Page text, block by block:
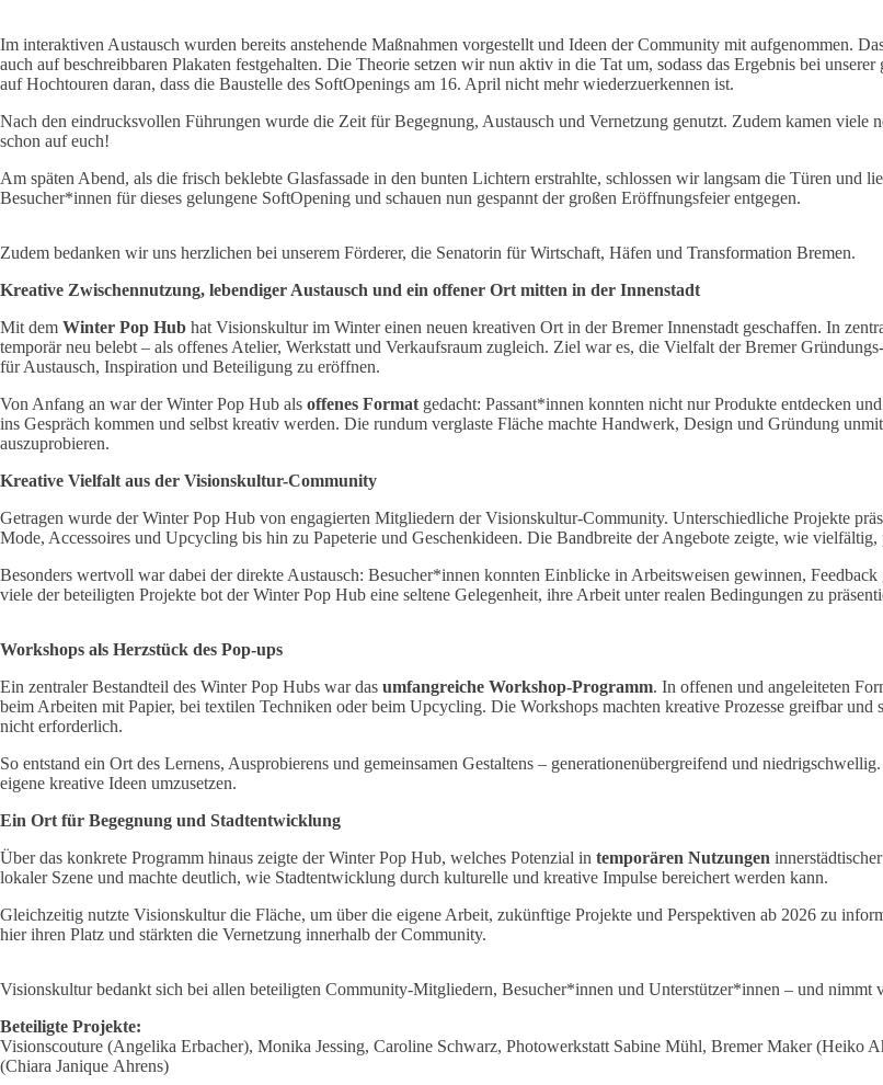
Im interaktiven Austausch wurden bereits anstehende Maßnahmen vorgestellt und Ideen der Community mit aufgenommen.
auch auf beschreibbaren Plakaten festgehalten. Die Theorie setzen wir nun aktiv in die Tat um, sodass das Ergebnis bei
auf Hochtouren daran, dass die Baustelle des SoftOpenings am 16. April nicht mehr wiederzuerkennen ist.
Nach den eindrucksvollen Führungen wurde die Zeit für Begegnung, Austausch und Vernetzung genutzt. Zudem kamen
schon auf euch!
Am späten Abend, als die frisch beklebte Glasfassade in den bunten Lichtern erstrahlte, schlossen wir langsam die Türen und
Besucher*innen für dieses gelungene SoftOpening und schauen nun gespannt der großen Eröffnungsfeier entgegen.
Zudem bedanken wir uns herzlichen bei unserem Förderer, die Senatorin für Wirtschaft, Häfen und Transformation Bremen.
Kreative Zwischennutzung, lebendiger Austausch und ein offener Ort mitten in der Innenstadt
Mit dem Winter Pop Hub hat Visionskultur im Winter einen neuen kreativen Ort in der Bremer Innenstadt geschaffen. In
temporär neu belebt – als offenes Atelier, Werkstatt und Verkaufsraum zugleich. Ziel war es, die Vielfalt der Bremer
für Austausch, Inspiration und Beteiligung zu eröffnen.
Von Anfang an war der Winter Pop Hub als offenes Format gedacht: Passant*innen konnten nicht nur Produkte entdecken
ins Gespräch kommen und selbst kreativ werden. Die rundum verglaste Fläche machte Handwerk, Design und Gründung
auszuprobieren.
Kreative Vielfalt aus der Visionskultur-Community
Getragen wurde der Winter Pop Hub von engagierten Mitgliedern der Visionskultur-Community. Unterschiedliche Projekte
Mode, Accessoires und Upcycling bis hin zu Papeterie und Geschenkideen. Die Bandbreite der Angebote zeigte, wie
Besonders wertvoll war dabei der direkte Austausch: Besucher*innen konnten Einblicke in Arbeitsweisen gewinnen,
viele der beteiligten Projekte bot der Winter Pop Hub eine seltene Gelegenheit, ihre Arbeit unter realen Bedingungen zu
Workshops als Herzstück des Pop-ups
Ein zentraler Bestandteil des Winter Pop Hubs war das umfangreiche Workshop-Programm. In offenen und angeleiteten
beim Arbeiten mit Papier, bei textilen Techniken oder beim Upcycling. Die Workshops machten kreative Prozesse greifbar
nicht erforderlich.
So entstand ein Ort des Lernens, Ausprobierens und gemeinsamen Gestaltens – generationenübergreifend und
eigene kreative Ideen umzusetzen.
Ein Ort für Begegnung und Stadtentwicklung
Über das konkrete Programm hinaus zeigte der Winter Pop Hub, welches Potenzial in temporären Nutzungen
lokaler Szene und machte deutlich, wie Stadtentwicklung durch kulturelle und kreative Impulse bereichert werden kann.
Gleichzeitig nutzte Visionskultur die Fläche, um über die eigene Arbeit, zukünftige Projekte und Perspektiven ab 2026 zu
hier ihren Platz und stärkten die Vernetzung innerhalb der Community.
Visionskultur bedankt sich bei allen beteiligten Community-Mitgliedern, Besucher*innen und Unterstützer*innen – und nimmt
Beteiligte Projekte:
Visionscouture (Angelika Erbacher), Monika Jessing, Caroline Schwarz, Photowerkstatt Sabine Mühl, Bremer Maker (Heiko
(Chiara Janique Ahrens)